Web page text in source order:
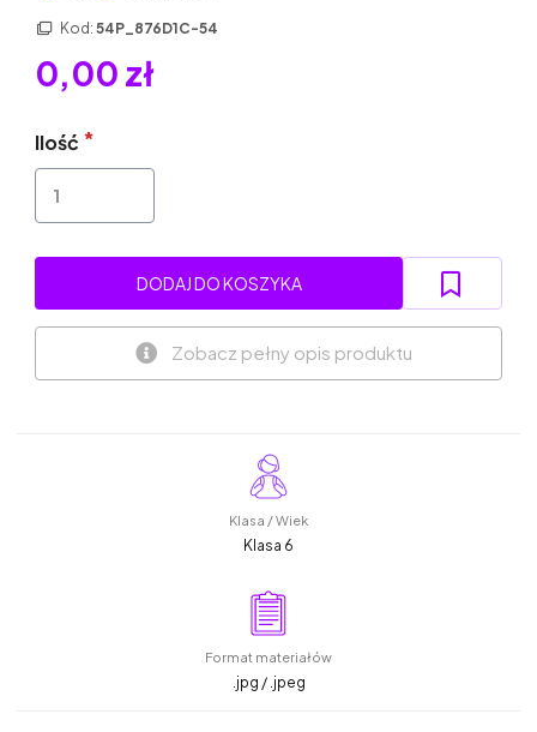
Kod: 54P_876D1C-54
0,00 zł
Ilość
DODAJ DO KOSZYKA
Zobacz pełny opis produktu
Klasa / Wiek
Klasa 6
Format materiałów
.jpg / .jpeg